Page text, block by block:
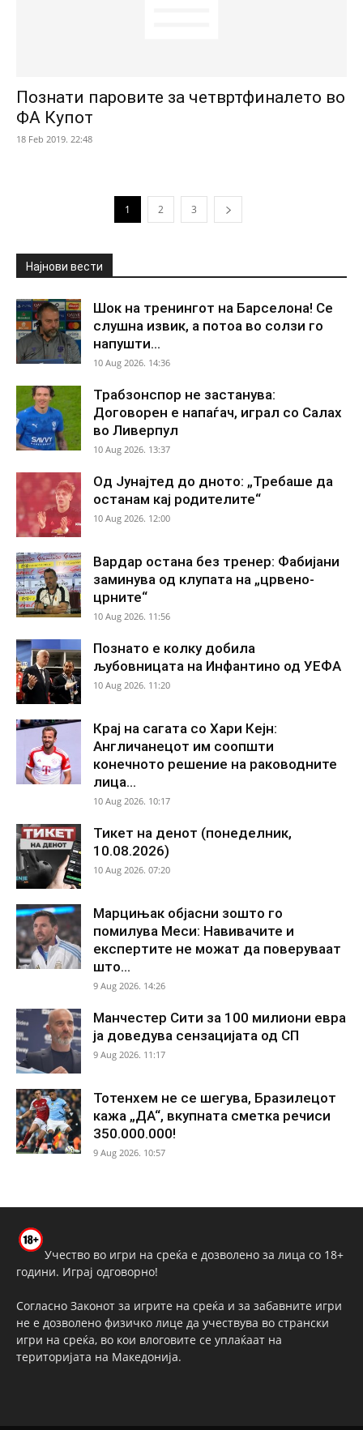
Познати паровите за четвртфиналето во
ФА Купот
18 Feb 2019. 22:48
1 2 3
Најнови вести
Шок на тренингот на Барселона! Се
слушна извик, а потоа во солзи го
напушти...
10 Aug 2026. 14:36
Трабзонспор не застанува:
Договорен е напаѓач, играл со Салах
во Ливерпул
10 Aug 2026. 13:37
Од Јунајтед до дното: „Требаше да
останам кај родителите“
10 Aug 2026. 12:00
Вардар остана без тренер: Фабијани
заминува од клупата на „црвено-
црните“
10 Aug 2026. 11:56
Познато е колку добила
љубовницата на Инфантино од УЕФА
10 Aug 2026. 11:20
Крај на сагата со Хари Кејн:
Англичанецот им соопшти
конечното решение на раководните
лица...
10 Aug 2026. 10:17
Тикет на денот (понеделник,
10.08.2026)
10 Aug 2026. 07:20
Марцињак објасни зошто го
помилува Меси: Навивачите и
експертите не можат да поверуваат
што...
9 Aug 2026. 14:26
Манчестер Сити за 100 милиони евра
ја доведува сензацијата од СП
9 Aug 2026. 11:17
Тотенхем не се шегува, Бразилецот
кажа „ДА“, вкупната сметка речиси
350.000.000!
9 Aug 2026. 10:57
Учество во игри на среќа е дозволено за лица со 18+
години. Играј одговорно!
Согласно Законот за игрите на среќа и за забавните игри
не е дозволено физичко лице да учествува во странски
игри на среќа, во кои влоговите се уплаќаат на
територијата на Македонија.